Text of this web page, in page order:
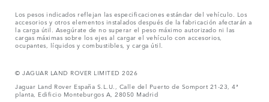
Los pesos indicados reflejan las especificaciones estándar del vehículo. Los
accesorios y otros elementos instalados después de la fabricación afectarán a
la carga útil. Asegúrate de no superar el peso máximo autorizado ni las
cargas máximas sobre los ejes al cargar el vehículo con accesorios,
ocupantes, líquidos y combustibles, y carga útil.
© JAGUAR LAND ROVER LIMITED 2026
Jaguar Land Rover España S.L.U., Calle del Puerto de Somport 21-23, 4ª
planta, Edificio Monteburgos A, 28050 Madrid